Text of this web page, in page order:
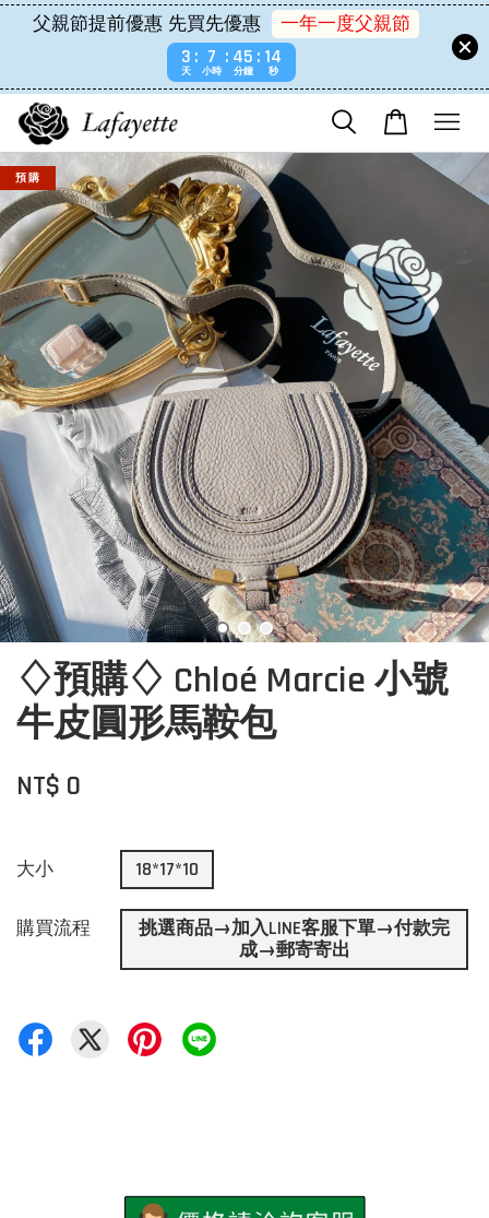
父親節提前優惠 先買先優惠
一年一度父親節
3
天
7
小時
45
分鐘
14
秒
預 購
♢預購♢ Chloé Marcie 小號
牛皮圓形馬鞍包
NT$ 0
大小 18*17*10
購買流程
挑選商品→加入LINE客服下單→付款完
成→郵寄寄出